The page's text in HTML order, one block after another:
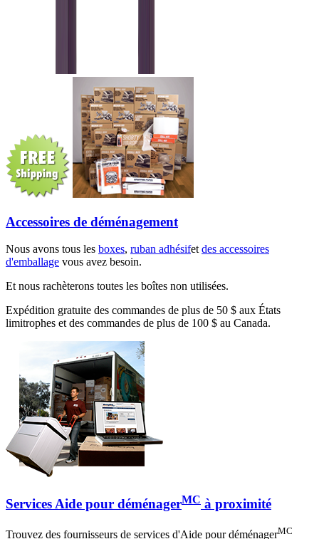
Accessoires de déménagement
Nous avons tous les boxes, ruban adhésifetdes accessoires
d'emballage vous avez besoin.
Et nous rachèterons toutes les boîtes non utilisées.
Expédition gratuite des commandes de plus de 50 $ aux États
limitrophes et des commandes de plus de 100 $ au Canada.
Services Aide pour déménagerMC à proximité
Trouvez des fournisseurs de services d'Aide pour déménagerMC